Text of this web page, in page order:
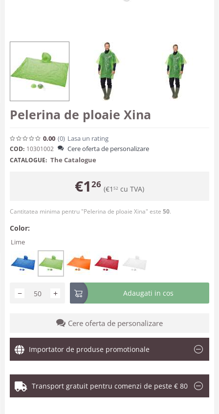
Pelerina de ploaie Xina
0.00 (0) Lasa un rating
COD: 10301002 Cere oferta de personalizare
CATALOGUE: The Catalogue
€126 (€1 52 cu TVA)
Cantitatea minima pentru "Pelerina de ploaie Xina" este 50.
Color:
Lime
+
− Adaugati in cos
Cere oferta de personalizare
Importator de produse promotionale
Transport gratuit pentru comenzi de peste € 80